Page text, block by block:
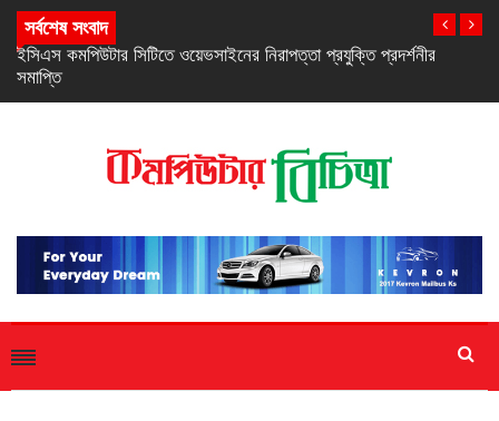
সর্বশেষ সংবাদ
নিরবচ্ছিন্ন পাওয়ার নিশ্চিতে রিয়েলমির নতুন সি-সিরিজ স্মার্টফোন